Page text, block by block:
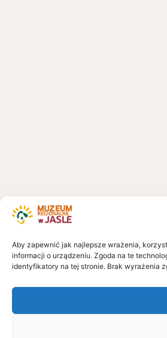
Aby zapewnić jak najlepsze wrażenia,
informacji o urządzeniu. Zgoda na te
identyfikatory na tej stronie. Brak wyrażenia